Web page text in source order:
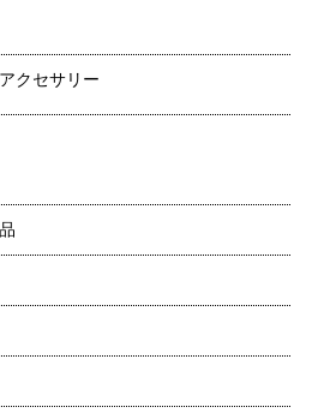
クセサリー